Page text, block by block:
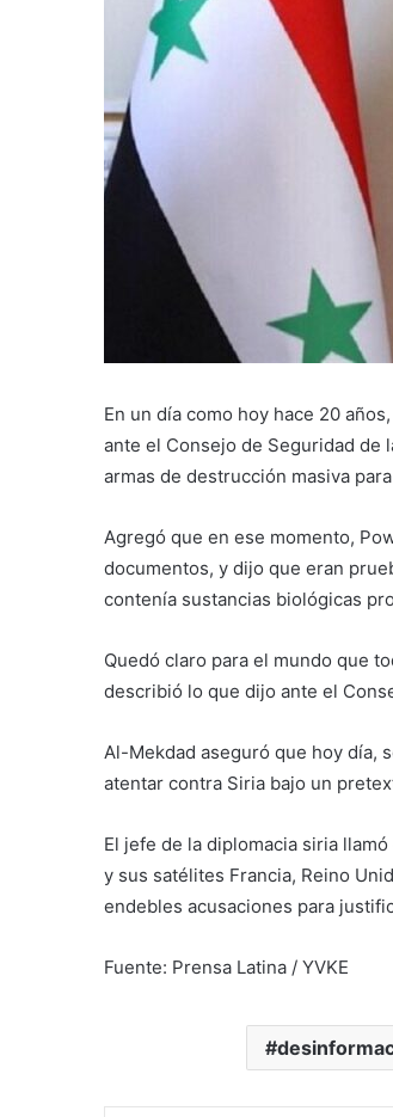
En un día como hoy hace 20
ante el Consejo de Seguridad de
armas de destrucción masiva
Agregó que en ese momento,
documentos, y dijo que eran
contenía sustancias biológicas
Quedó claro para el mundo que
describió lo que dijo ante el
Al-Mekdad aseguró que hoy día,
atentar contra Siria bajo un
El jefe de la diplomacia siria
y sus satélites Francia, Reino
endebles acusaciones para
Fuente: Prensa Latina / YVKE